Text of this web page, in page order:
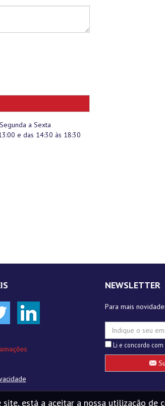
a Sexta
e das 14:30 às 18:30
NEWSLETTER
Para mais
Li e concordo com
está a aceitar a nossa utilização de